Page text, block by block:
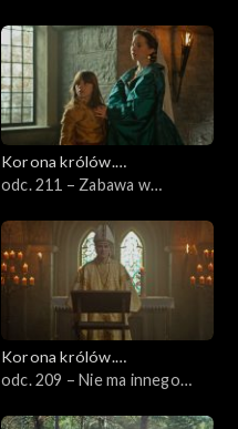
Korona królów.
Jagiellonowie
odc. 211 – Zabawa w
Korona królów.
Jagiellonowie
odc. 209 – Nie ma innego